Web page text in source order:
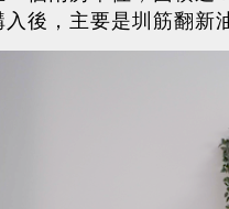
後，主要是圳筋翻